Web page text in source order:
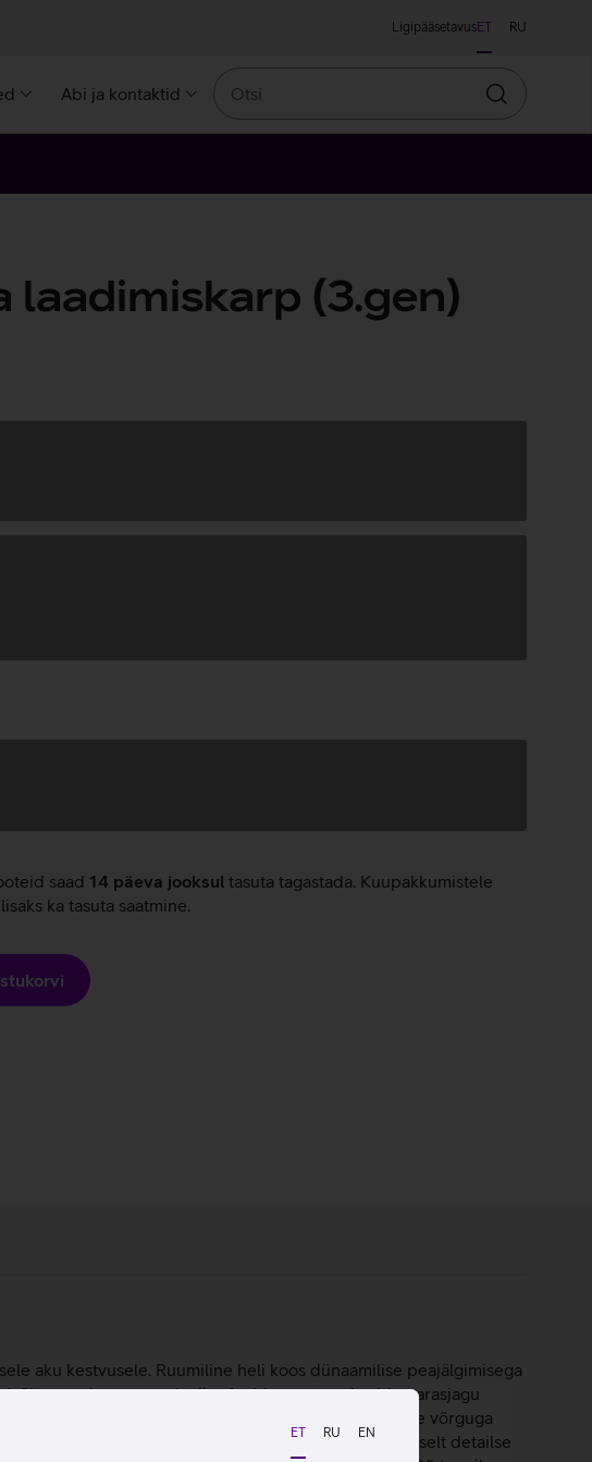
ET RU EN
LigipääsetavusET RU
Abi ja kontaktid
Otsin
laadimiskarp (3.gen)
saad 14 päeva jooksul tasuta tagastada. Kuupakkumistele
ka tasuta saatmine.
aku kestvusele. Ruumiline heli koos dünaamilise peajälgimisega
Sissepoole suunatud mikrofonid tuvastavad, mida parasjagu
jaoks reaalajas kohandatud. Spetsiaalse akustilise võrguga
dünaamiline draiver esitab muusikat erakordselt detailse